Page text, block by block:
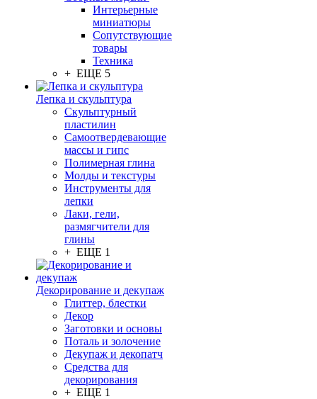
Интерьерные
миниатюры
Сопутствующие
товары
Техника
+ ЕЩЕ 5
Лепка и скульптура
Скульптурный
пластилин
Самоотвердевающие
массы и гипс
Полимерная глина
Молды и текстуры
Инструменты для
лепки
Лаки, гели,
размягчители для
глины
+ ЕЩЕ 1
Декорирование и декупаж
Глиттер, блестки
Декор
Заготовки и основы
Поталь и золочение
Декупаж и декопатч
Средства для
декорирования
+ ЕЩЕ 1